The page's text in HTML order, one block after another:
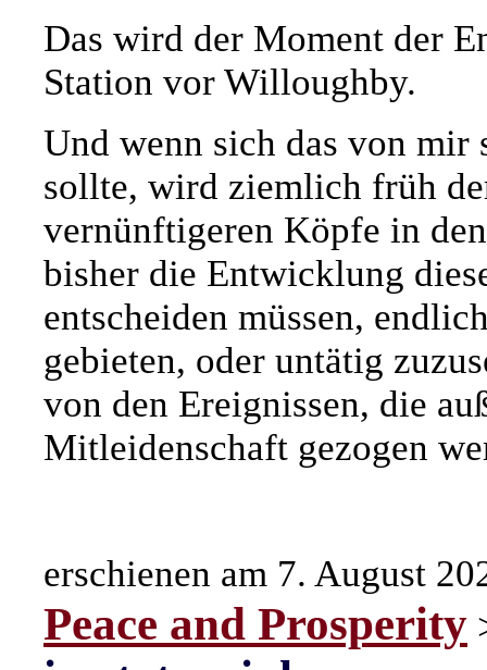
Das wird der Moment der
Station vor Willoughby.
Und wenn sich das von
sollte, wird ziemlich früh
vernünftigeren Köpfe in
bisher die Entwicklung
entscheiden müssen,
gebieten, oder untätig
von den Ereignissen, die
Mitleidenschaft gezogen
erschienen am 7. August
Peace and Prosperity